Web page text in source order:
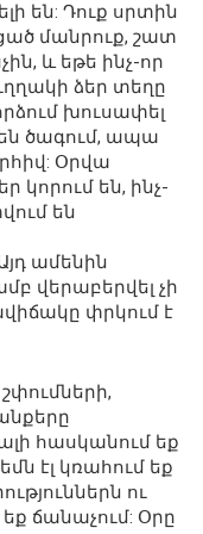
են: Դուք սրտին
մանրուք, շատ
և եթե ինչ-որ
ձեր տեղը
խուսափել
ծագում, ապա
Օրվա
կորում են, ինչ-
են
ամենին
վերաբերվել չի
փրկում է
հասկանում եք
էլ կռահում եք
ու
ճանաչում: Օրը